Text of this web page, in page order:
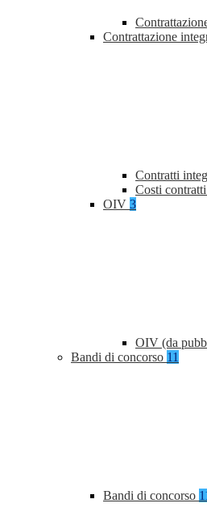
Contrattazione
Contratti
Costi
OIV 3
OIV (da
Bandi di concorso 11
Bandi di concorso